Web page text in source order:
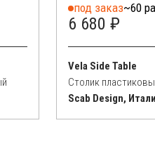
под заказ~60
6 680 ₽
Vela Side Table
Столик
Scab Design,